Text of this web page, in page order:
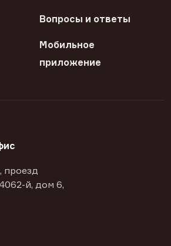
Вопросы и ответы
Мобильное
приложение
проезд
й, дом 6,